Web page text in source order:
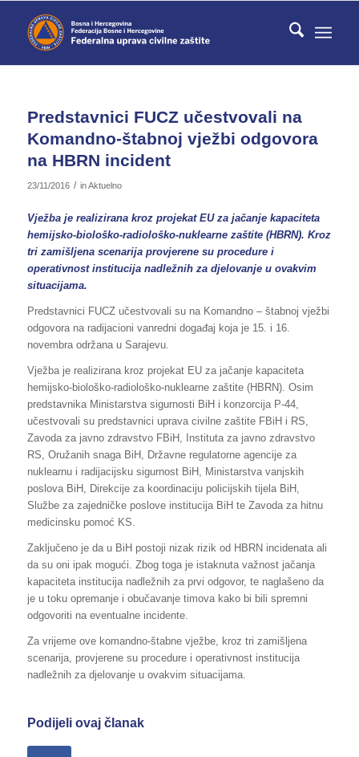
Predstavnici FUCZ učestvovali na
Komandno-štabnoj vježbi odgovora
na HBRN incident
23/11/2016 / inAktuelno
Vježba je realizirana kroz projekat EU za jačanje kapaciteta
hemijsko-biološko-radiološko-nuklearne zaštite (HBRN). Kroz
tri zamišljena scenarija provjerene su procedure i
operativnost institucija nadležnih za djelovanje u ovakvim
situacijama.
Predstavnici FUCZ učestvovali su na Komandno – štabnoj vježbi
odgovora na radijacioni vanredni događaj koja je 15. i 16.
novembra održana u Sarajevu.
Vježba je realizirana kroz projekat EU za jačanje kapaciteta
hemijsko-biološko-radiološko-nuklearne zaštite (HBRN). Osim
predstavnika Ministarstva sigurnosti BiH i konzorcija P-44,
učestvovali su predstavnici uprava civilne zaštite FBiH i RS,
Zavoda za javno zdravstvo FBiH, Instituta za javno zdravstvo
RS, Oružanih snaga BiH, Državne regulatorne agencije za
nuklearnu i radijacijsku sigurnost BiH, Ministarstva vanjskih
poslova BiH, Direkcije za koordinaciju policijskih tijela BiH,
Službe za zajedničke poslove institucija BiH te Zavoda za hitnu
medicinsku pomoć KS.
Zaključeno je da u BiH postoji nizak rizik od HBRN incidenata ali
da su oni ipak mogući. Zbog toga je istaknuta važnost jačanja
kapaciteta institucija nadležnih za prvi odgovor, te naglašeno da
je u toku opremanje i obučavanje timova kako bi bili spremni
odgovoriti na eventualne incidente.
Za vrijeme ove komandno-štabne vježbe, kroz tri zamišljena
scenarija, provjerene su procedure i operativnost institucija
nadležnih za djelovanje u ovakvim situacijama.
Podijeli ovaj članak